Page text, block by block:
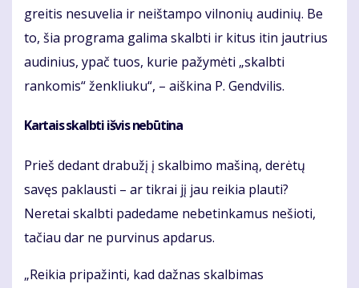
greitis nesuvelia ir neištampo vilnonių audinių. Be
to, šia programa galima skalbti ir kitus itin jautrius
audinius, ypač tuos, kurie pažymėti „skalbti
rankomis“ ženkliuku“, – aiškina P. Gendvilis.
Kartais skalbti išvis nebūtina
Prieš dedant drabužį į skalbimo mašiną, derėtų
savęs paklausti – ar tikrai jį jau reikia plauti?
Neretai skalbti padedame nebetinkamus nešioti,
tačiau dar ne purvinus apdarus.
„Reikia pripažinti, kad dažnas skalbimas